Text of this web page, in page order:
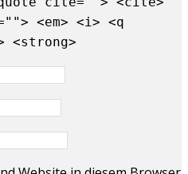
<em> <i> <q
<strong>